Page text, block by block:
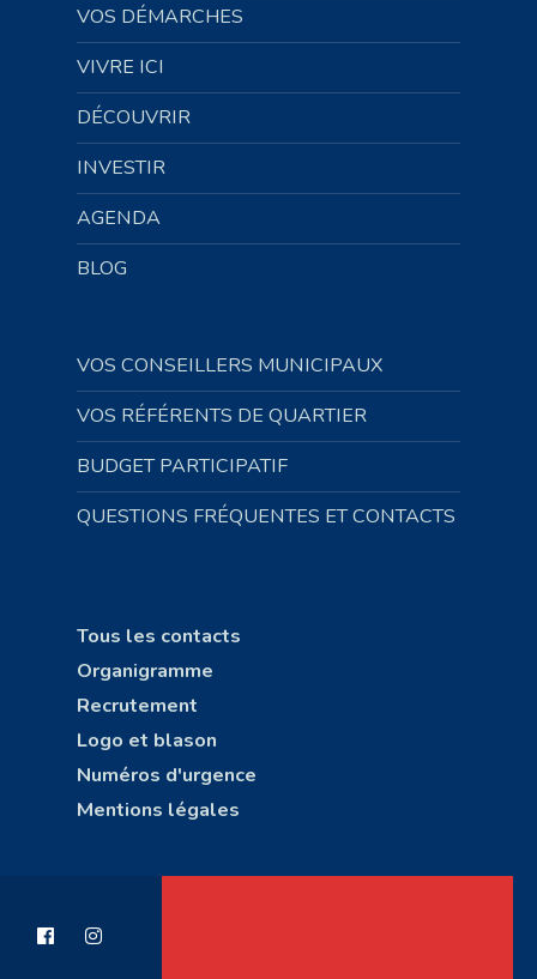
VOS DÉMARCHES
VIVRE ICI
DÉCOUVRIR
INVESTIR
AGENDA
BLOG
VOS CONSEILLERS MUNICIPAUX
VOS RÉFÉRENTS DE QUARTIER
BUDGET PARTICIPATIF
QUESTIONS FRÉQUENTES ET CONTACTS
Tous les contacts
Organigramme
Recrutement
Logo et blason
Numéros d'urgence
Mentions légales